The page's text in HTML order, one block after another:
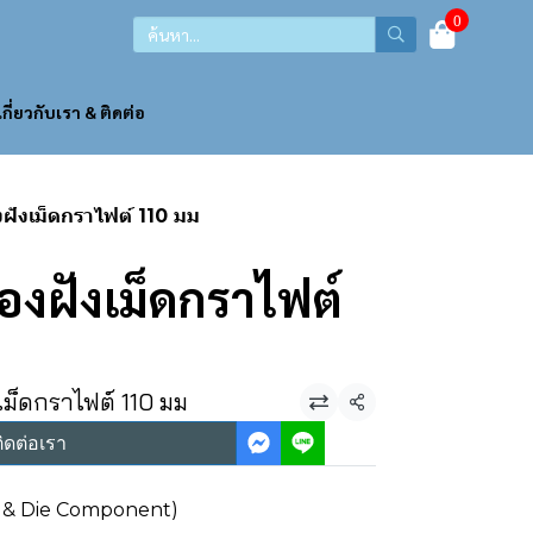
0
กี่ยวกับเรา & ติดต่อ
งเม็ดกราไฟต์ 110 มม
ฝังเม็ดกราไฟต์
ดกราไฟต์ 110 มม
แชร์
ต่อเรา
Die Component)